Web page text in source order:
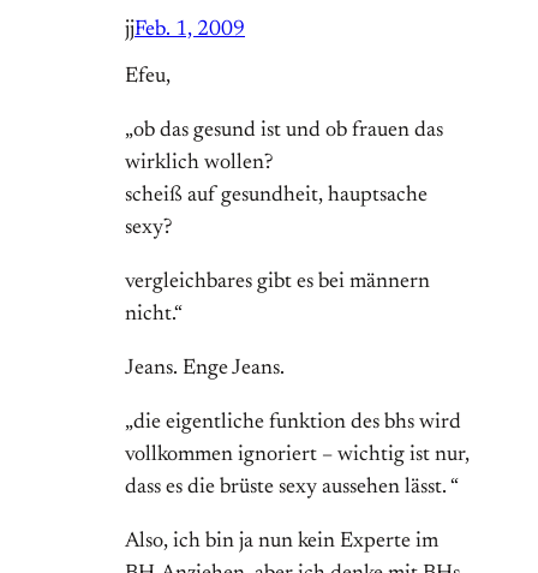
jjFeb. 1, 2009
Efeu,
„ob das gesund ist und ob frauen das
wirklich wollen?
scheiß auf gesundheit, hauptsache
sexy?
vergleichbares gibt es bei männern
nicht.“
Jeans. Enge Jeans.
„die eigentliche funktion des bhs wird
vollkommen ignoriert – wichtig ist nur,
dass es die brüste sexy aussehen lässt. “
Also, ich bin ja nun kein Experte im